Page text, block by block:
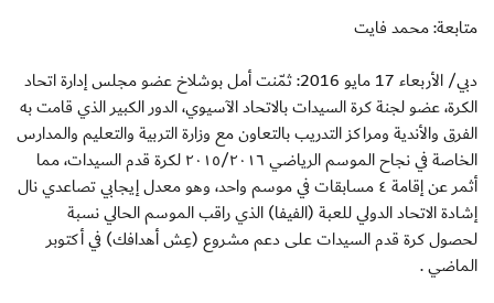
متابعة: محمد فايت
دبي/ الأربعاء 17 مايو 2016: ثمّنت أمل بوشلاخ عضو مجلس إدارة اتحاد
الكرة، عضو لجنة كرة السيدات بالاتحاد الآسيوي، الدور الكبير الذي قامت به
الفرق والأندية ومراكز التدريب بالتعاون مع وزارة التربية والتعليم والمدارس
الخاصة في نجاح الموسم الرياضي ٢٠١٥/٢٠١٦ لكرة قدم السيدات، مما
أثمر عن إقامة ٤ مسابقات في موسم واحد، وهو معدل إيجابي تصاعدي نال
إشادة الاتحاد الدولي للعبة (الفيفا) الذي راقب الموسم الحالي نسبة
لحصول كرة قدم السيدات على دعم مشروع (عِش أهدافك) في أكتوبر
الماضي .